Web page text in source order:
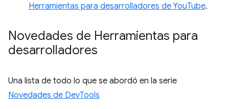
Herramientas para desarrolladores de YouTube.
Novedades de Herramientas para
desarrolladores
Una lista de todo lo que se abordó en la serie
Novedades de DevTools